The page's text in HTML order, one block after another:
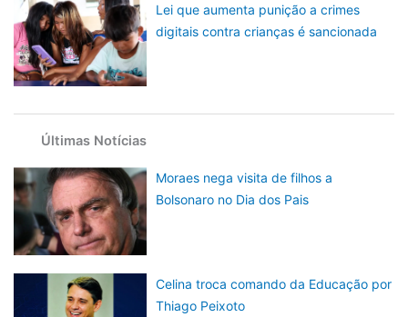
Lei que aumenta punição a crimes
digitais contra crianças é sancionada
Últimas Notícias
Moraes nega visita de filhos a
Bolsonaro no Dia dos Pais
Celina troca comando da Educação por
Thiago Peixoto